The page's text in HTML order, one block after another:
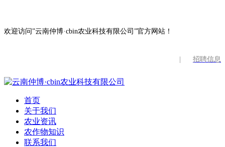
欢迎访问”云南仲博·cbin农业科技有限公司”官方网站！
招聘信息
首页
关于我们
农业资讯
农作物知识
联系我们